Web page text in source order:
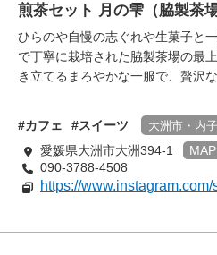
煎茶セット 月の雫（脇製茶場
ひらのや自慢の志ぐれや生菓子と
で丁寧に栽培された脇製茶場の最
き立てるまろやかな一服で、贅沢な
カフェ スイーツ 大洲市・内
愛媛県大洲市大洲394-1
MAP
090-3788-4508
https://